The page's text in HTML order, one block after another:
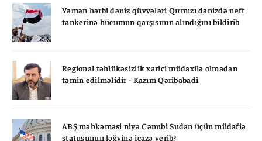
Yəmən hərbi dəniz qüvvələri Qırmızı dənizdə neft
tankerinə hücumun qarşısının alındığını bildirib
Regional təhlükəsizlik xarici müdaxilə olmadan
təmin edilməlidir - Kazım Qəribabadi
ABŞ məhkəməsi niyə Cənubi Sudan üçün müdafiə
statusunun ləğvinə icazə verib?